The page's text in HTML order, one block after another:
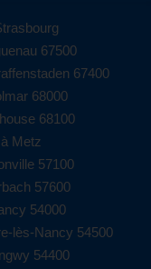
67500
67400
68000
68100
Metz
57100
57600
54000
lès-Nancy 54500
54400